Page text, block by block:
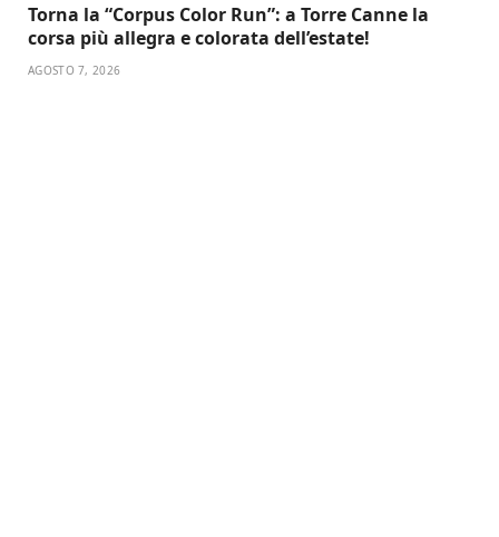
Torna la “Corpus Color Run”: a Torre Canne la
corsa più allegra e colorata dell’estate!
AGOSTO 7, 2026